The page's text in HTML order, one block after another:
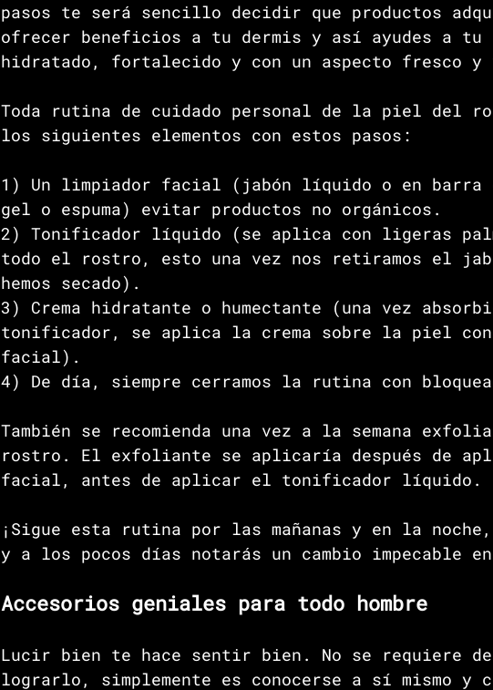
pasos te será sencillo decidir que productos
ofrecer beneficios a tu dermis y así ayudes a
hidratado, fortalecido y con un aspecto fresco
Toda rutina de cuidado personal de la piel del
los siguientes elementos con estos pasos:
1) Un limpiador facial (jabón líquido o en barra
gel o espuma) evitar productos no orgánicos.
2) Tonificador líquido (se aplica con ligeras
todo el rostro, esto una vez nos retiramos el
hemos secado).
3) Crema hidratante o humectante (una vez
tonificador, se aplica la crema sobre la piel con
facial).
4) De día, siempre cerramos la rutina con
También se recomienda una vez a la semana
rostro. El exfoliante se aplicaría después de
facial, antes de aplicar el tonificador líquido.
¡Sigue esta rutina por las mañanas y en la
y a los pocos días notarás un cambio impecable
Accesorios geniales para todo hombre
Lucir bien te hace sentir bien. No se requiere de
lograrlo, simplemente es conocerse a sí mismo y